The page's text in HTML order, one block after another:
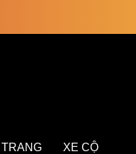
XE CỘ